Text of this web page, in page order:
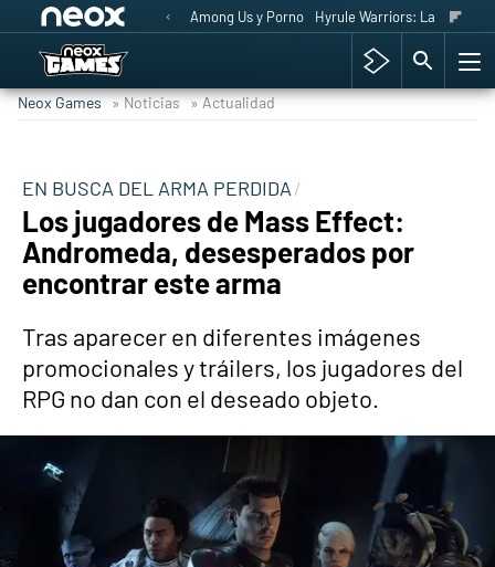
Among Us y Porno Hyrule Warriors: La Era del
Neox Games » Noticias » Actualidad
EN BUSCA DEL ARMA PERDIDA
Los jugadores de Mass Effect:
Andromeda, desesperados por
encontrar este arma
Tras aparecer en diferentes imágenes
promocionales y tráilers, los jugadores del
RPG no dan con el deseado objeto.